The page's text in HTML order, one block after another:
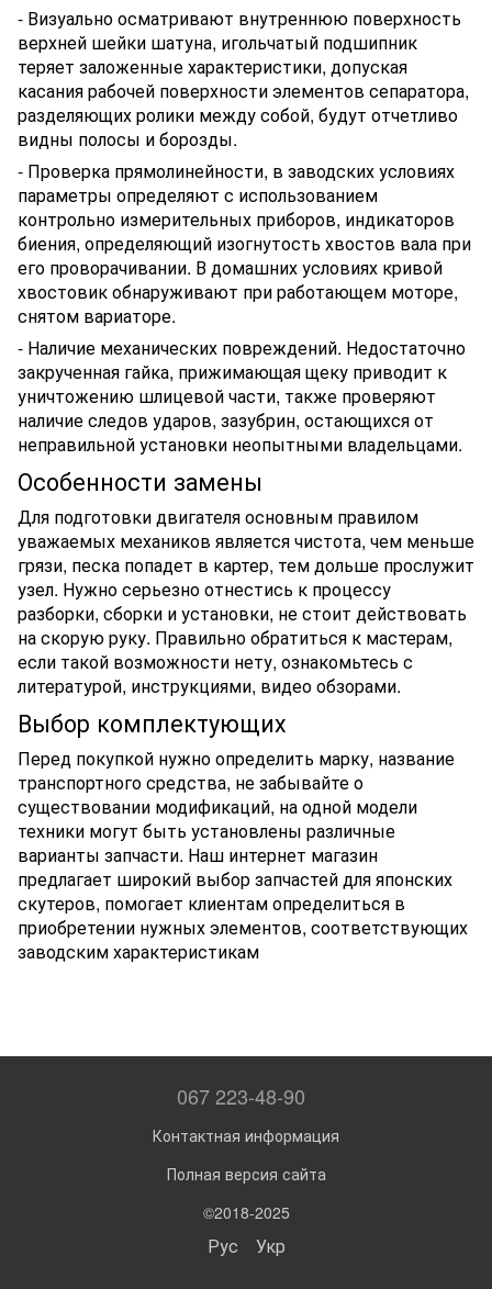
- Визуально осматривают внутреннюю поверхность
верхней шейки шатуна, игольчатый подшипник
теряет заложенные характеристики, допуская
касания рабочей поверхности элементов сепаратора,
разделяющих ролики между собой, будут отчетливо
видны полосы и борозды.
- Проверка прямолинейности, в заводских условиях
параметры определяют с использованием
контрольно измерительных приборов, индикаторов
биения, определяющий изогнутость хвостов вала при
его проворачивании. В домашних условиях кривой
хвостовик обнаруживают при работающем моторе,
снятом вариаторе.
- Наличие механических повреждений. Недостаточно
закрученная гайка, прижимающая щеку приводит к
уничтожению шлицевой части, также проверяют
наличие следов ударов, зазубрин, остающихся от
неправильной установки неопытными владельцами.
Особенности замены
Для подготовки двигателя основным правилом
уважаемых механиков является чистота, чем меньше
грязи, песка попадет в картер, тем дольше прослужит
узел. Нужно серьезно отнестись к процессу
разборки, сборки и установки, не стоит действовать
на скорую руку. Правильно обратиться к мастерам,
если такой возможности нету, ознакомьтесь с
литературой, инструкциями, видео обзорами.
Выбор комплектующих
Перед покупкой нужно определить марку, название
транспортного средства, не забывайте о
существовании модификаций, на одной модели
техники могут быть установлены различные
варианты запчасти. Наш интернет магазин
предлагает широкий выбор запчастей для японских
скутеров, помогает клиентам определиться в
приобретении нужных элементов, соответствующих
заводским характеристикам
067 223-48-90
Контактная информация
Полная версия сайта
©2018-2025
Рус Укр